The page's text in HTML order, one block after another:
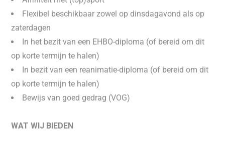
Flexibel beschikbaar zowel op dinsdagavond als op
zaterdagen
In het bezit van een EHBO-diploma (of bereid om dit
op korte termijn te halen)
In bezit van een reanimatie-diploma (of bereid om dit
op korte termijn te halen)
Bewijs van goed gedrag (VOG)
WAT WIJ BIEDEN